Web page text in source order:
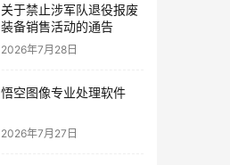
关于禁止涉军队退役报废
装备销售活动的通告
2026年7月28日
悟空图像专业处理软件
2026年7月27日